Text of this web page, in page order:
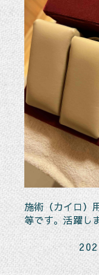
施術（カイロ）
等です。活躍し